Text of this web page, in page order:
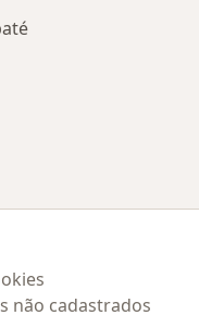
não cadastrados